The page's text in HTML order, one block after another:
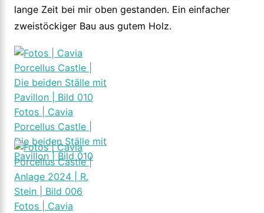
lange Zeit bei mir oben gestanden. Ein einfacher
zweistöckiger Bau aus gutem Holz.
Fotos | Cavia
Porcellus Castle |
Die beiden Ställe mit
Pavillon | Bild 010
Fotos | Cavia